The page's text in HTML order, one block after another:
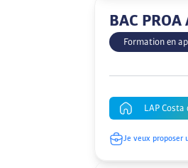
BAC
Formation en
LAP Costa
Je veux proposer